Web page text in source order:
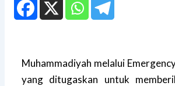
Muhammadiyah melalui
yang ditugaskan untuk